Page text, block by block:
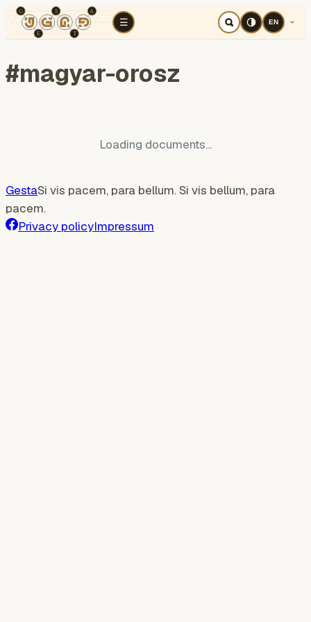
☰
TÉR Cognitive warRegion
EN
#magyar-orosz
Loading documents...
GestaSi vis pacem, para bellum. Si vis bellum, para
pacem.
Privacy policyImpressum